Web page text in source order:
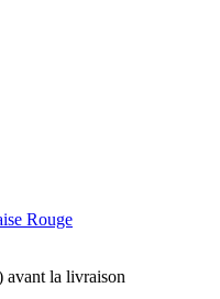
Rouge
avant la livraison